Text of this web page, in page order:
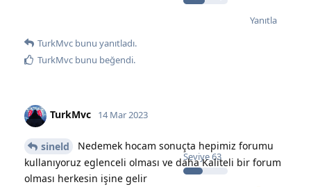
Yanıtla
TurkMvc bunu yanıtladı.
TurkMvc bunu beğendi.
TurkMvc
Seviye63
14 Mar 2023
sineld
Nedemek hocam sonuçta hepimiz forumu
kullanıyoruz eglenceli olması ve daha Kaliteli bir forum
olması herkesin işine gelir